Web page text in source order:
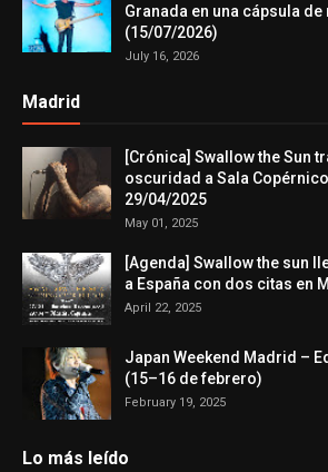
Granada en una cápsula
(15/07/2026)
July 16, 2026
Madrid
[Crónica] Swallow the Sun
oscuridad a Sala
29/04/2025
May 01, 2025
[Agenda] Swallow the sun
a España con dos citas en
April 22, 2025
Japan Weekend Madrid –
(15–16 de febrero)
February 19, 2025
Lo más leído